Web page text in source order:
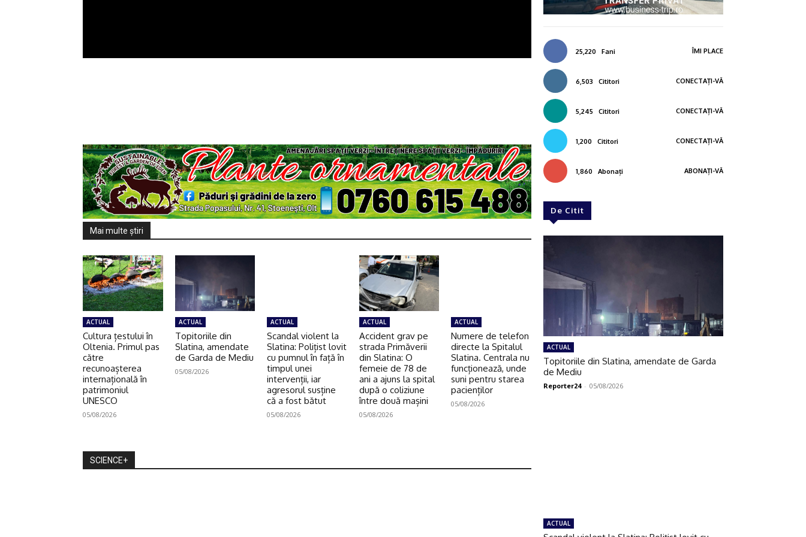
Mai multe ştiri
ACTUAL
Cultura țestului în
Oltenia. Primul pas
către
recunoașterea
internațională în
patrimoniul
UNESCO
05/08/2026
ACTUAL
Topitoriile din
Slatina, amendate
de Garda de Mediu
05/08/2026
ACTUAL
Scandal violent la
Slatina: Polițist lovit
cu pumnul în față în
timpul unei
intervenții, iar
agresorul susține
că a fost bătut
05/08/2026
ACTUAL
Accident grav pe
strada Primăverii
din Slatina: O
femeie de 78 de
ani a ajuns la spital
după o coliziune
între două mașini
05/08/2026
ACTUAL
Numere de telefon
directe la Spitalul
Slatina. Centrala nu
funcționează, unde
suni pentru starea
pacienților
05/08/2026
SCIENCE+
25,220 Fani ÎMI PLACE
6,503 Cititori CONECTAȚI-VĂ
5,245 Cititori CONECTAȚI-VĂ
1,200 Cititori CONECTAȚI-VĂ
1,860 Abonați ABONAȚI-VĂ
De Citit
ACTUAL
Topitoriile din Slatina, amendate de Garda
de Mediu
Reporter24 - 05/08/2026
ACTUAL